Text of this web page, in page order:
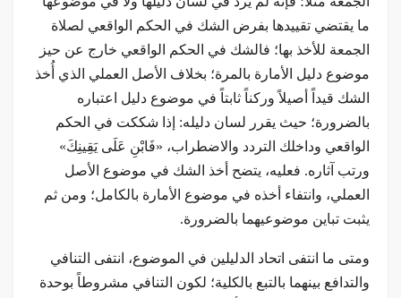
ما يقتضي تقييدها بفرض الشك في الحكم الواقعي لصلاة
الجمعة للأخذ بها؛ فالشك في الحكم الواقعي خارج عن حيز
موضوع دليل الأمارة بالمرة؛ بخلاف الأصل العملي الذي أُخذ
الشك قيداً أصيلاً وركناً ثابتاً في موضوع دليل اعتباره
بالضرورة؛ حيث يقرر لسان دليله: إذا شككت في الحكم
الواقعي وداخلك التردد والاضطراب، «فَابْنِ عَلَى يَقِينِكَ»
ورتب آثاره. فعليه، يتضح أخذ الشك في موضوع الأصل
العملي، وانتفاء أخذه في موضوع الأمارة بالكامل؛ ومن ثم
يثبت تباين موضوعيهما بالضرورة.
ومتى ما انتفى اتحاد الدليلين في الموضوع، انتفى التنافي
والتدافع بينهما بالتبع بالكلية؛ لكون التنافي مشروطاً بوحدة